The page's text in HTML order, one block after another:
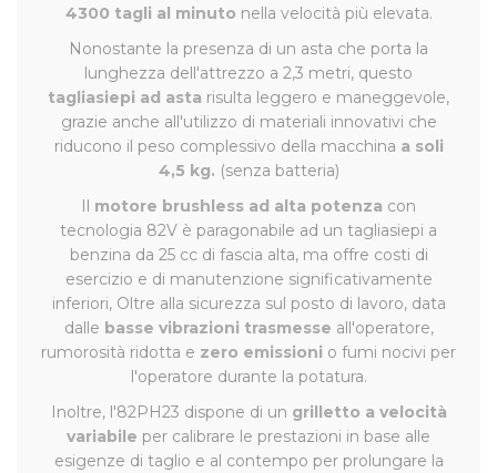
4300 tagli al minuto nella velocità più elevata.
Nonostante la presenza di un asta che porta la
lunghezza dell'attrezzo a 2,3 metri, questo
tagliasiepi ad asta risulta leggero e maneggevole,
grazie anche all'utilizzo di materiali innovativi che
riducono il peso complessivo della macchina a soli
4,5 kg. (senza batteria)
Il motore brushless ad alta potenza con
tecnologia 82V è paragonabile ad un tagliasiepi a
benzina da 25 cc di fascia alta, ma offre costi di
esercizio e di manutenzione significativamente
inferiori, Oltre alla sicurezza sul posto di lavoro, data
dalle basse vibrazioni trasmesse all'operatore,
rumorosità ridotta e zero emissioni o fumi nocivi per
l'operatore durante la potatura.
Inoltre, l'82PH23 dispone di un grilletto a velocità
variabile per calibrare le prestazioni in base alle
esigenze di taglio e al contempo per prolungare la